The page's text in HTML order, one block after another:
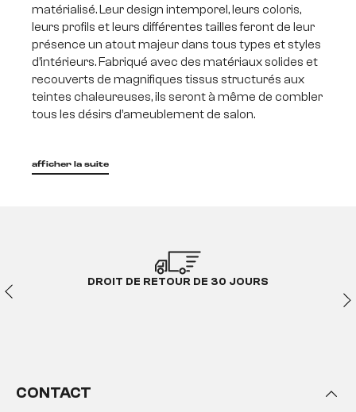
matérialisé. Leur design intemporel, leurs coloris,
leurs profils et leurs différentes tailles feront de leur
présence un atout majeur dans tous types et styles
d’intérieurs. Fabriqué avec des matériaux solides et
recouverts de magnifiques tissus structurés aux
teintes chaleureuses, ils seront à même de combler
tous les désirs d’ameublement de salon.
afficher la suite
DROIT DE RETOUR DE 30 JOURS
CONTACT